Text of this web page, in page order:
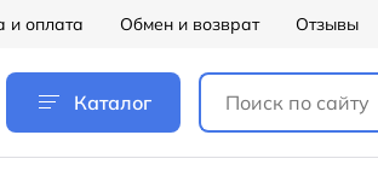
и оплата Обмен и возврат Отзывы
Каталог